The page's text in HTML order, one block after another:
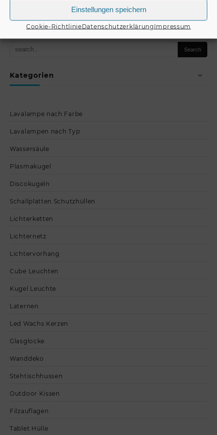
Einstellungen speichern
Cookie-RichtlinieDatenschutzerklärung Impressum
Kategorien
Lavalampe nach Farbe
Lavalampen nach Typ
Wassersäule
Plasmakugel
Discokugeln
Schallplatten Schutzhüllen
Lichterketten
Lichternetz
Lichtervorhang
Cube Leuchten
Kugel Leuchte
Laternen
Led Wachs Kerzen
Glasglocke
Wanddeko
Stehtischhussen
Outdoor Kissen
Filzauflagen
Tablet Hülle
Produkt kaufen
Produkt kaufen